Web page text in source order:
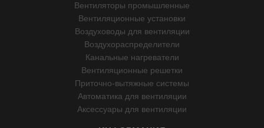
Вентиляторы промышленные
Вентиляционные установки
Воздуховоды для вентиляции
Воздухораспределители
Канальные нагреватели
Вентиляционные решетки
Приточно-вытяжные системы
Автоматика для вентиляции
Аксессуары для вентиляции